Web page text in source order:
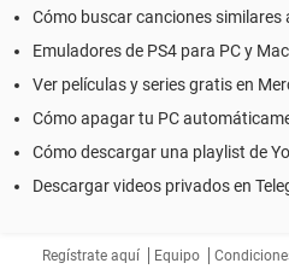
Cómo buscar canciones similares
Emuladores de PS4 para PC y Mac
Ver películas y series gratis en
Cómo apagar tu PC
Cómo descargar una playlist de
Descargar videos privados en
Regístrate aquí Equipo